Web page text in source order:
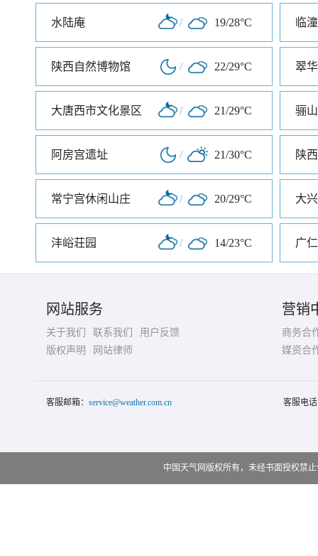
水陆庵 / 19/28°C 临
陕西自然博物馆 / 22/29°C 翠
大唐西市文化景区 / 21/29°C 骊
阿房宫遗址 / 21/30°C 陕
常宁宫休闲山庄 / 20/29°C 大
沣峪荘园 / 14/23°C 广
网站服务
关于我们 联系我们
用户反馈
版权声明
网站律师
营销
商务合
媒资合
客服邮箱： service@weather.com.cn 客服电
中国天气网版权所有，未经书面授权